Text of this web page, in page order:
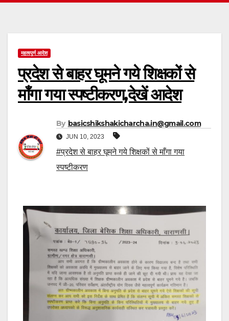
महत्वपूर्ण आदेश
प्रदेश से बाहर घूमने गये शिक्षकों से
माँगा गया स्पष्टीकरण,देखें आदेश
By basicshikshakicharcha.in@gmail.com
JUN 10, 2023
#प्रदेश से बाहर घूमने गये शिक्षकों से माँगा गया
स्पष्टीकरण